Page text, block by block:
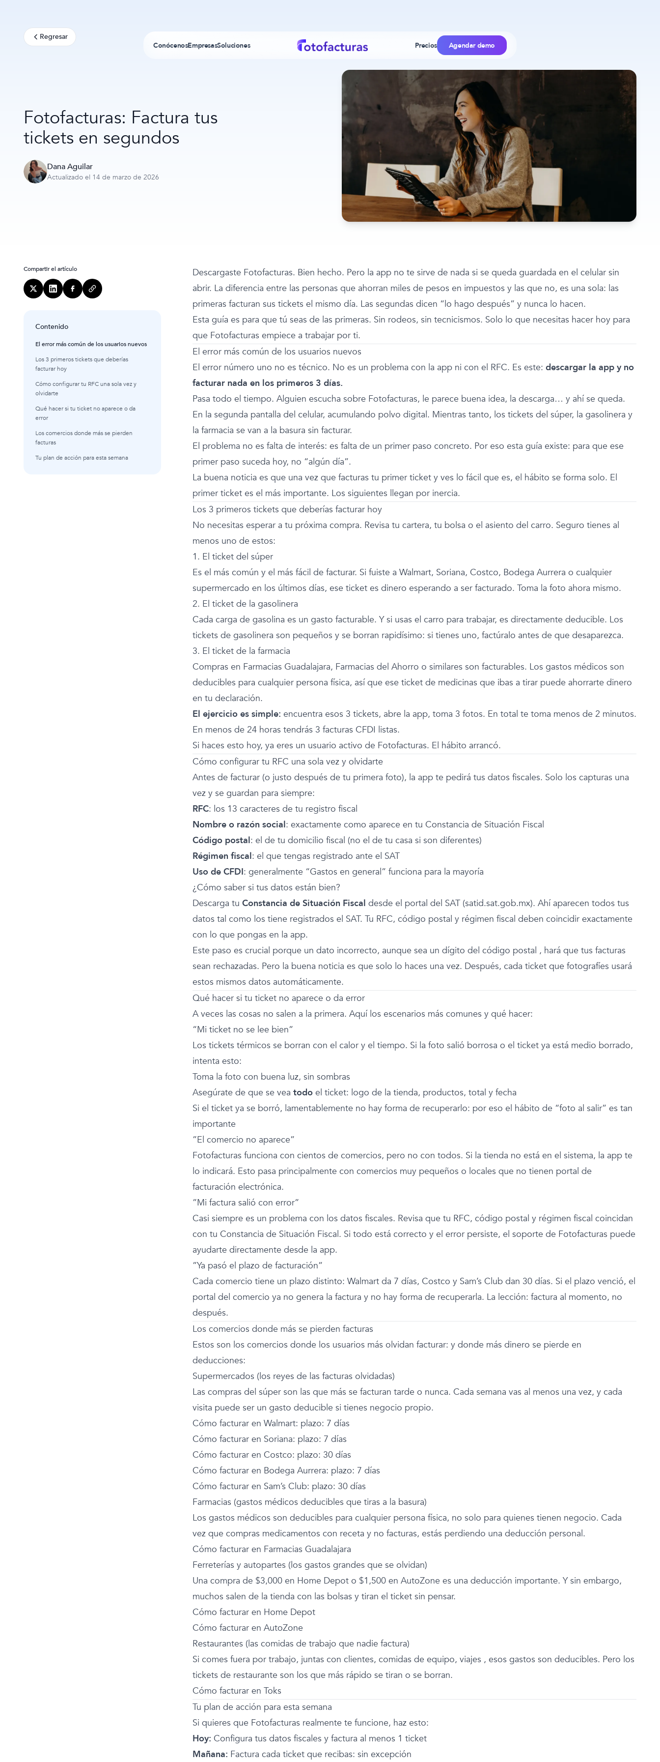
ConócenosEmpresasSoluciones Precios Agendar demo
Regresar
Fotofacturas: Factura tus
tickets en segundos
Dana Aguilar
Actualizado el 14 de marzo de 2026
Compartir el artículo
Contenido
El error más común de los usuarios nuevos
Los 3 primeros tickets que deberías
facturar hoy
Cómo configurar tu RFC una sola vez y
olvidarte
Qué hacer si tu ticket no aparece o da
error
Los comercios donde más se pierden
facturas
Tu plan de acción para esta semana
Descargaste Fotofacturas. Bien hecho. Pero la app no te sirve de nada si se queda guardada en el celular sin
abrir. La diferencia entre las personas que ahorran miles de pesos en impuestos y las que no, es una sola: las
primeras facturan sus tickets el mismo día. Las segundas dicen “lo hago después” y nunca lo hacen.
Esta guía es para que tú seas de las primeras. Sin rodeos, sin tecnicismos. Solo lo que necesitas hacer hoy para
que Fotofacturas empiece a trabajar por ti.
El error más común de los usuarios nuevos
El error número uno no es técnico. No es un problema con la app ni con el RFC. Es este: descargar la app y no
facturar nada en los primeros 3 días.
Pasa todo el tiempo. Alguien escucha sobre Fotofacturas, le parece buena idea, la descarga… y ahí se queda.
En la segunda pantalla del celular, acumulando polvo digital. Mientras tanto, los tickets del súper, la gasolinera y
la farmacia se van a la basura sin facturar.
El problema no es falta de interés: es falta de un primer paso concreto. Por eso esta guía existe: para que ese
primer paso suceda hoy, no “algún día”.
La buena noticia es que una vez que facturas tu primer ticket y ves lo fácil que es, el hábito se forma solo. El
primer ticket es el más importante. Los siguientes llegan por inercia.
Los 3 primeros tickets que deberías facturar hoy
No necesitas esperar a tu próxima compra. Revisa tu cartera, tu bolsa o el asiento del carro. Seguro tienes al
menos uno de estos:
1. El ticket del súper
Es el más común y el más fácil de facturar. Si fuiste a Walmart, Soriana, Costco, Bodega Aurrera o cualquier
supermercado en los últimos días, ese ticket es dinero esperando a ser facturado. Toma la foto ahora mismo.
2. El ticket de la gasolinera
Cada carga de gasolina es un gasto facturable. Y si usas el carro para trabajar, es directamente deducible. Los
tickets de gasolinera son pequeños y se borran rapidísimo: si tienes uno, factúralo antes de que desaparezca.
3. El ticket de la farmacia
Compras en Farmacias Guadalajara, Farmacias del Ahorro o similares son facturables. Los gastos médicos son
deducibles para cualquier persona física, así que ese ticket de medicinas que ibas a tirar puede ahorrarte dinero
en tu declaración.
El ejercicio es simple: encuentra esos 3 tickets, abre la app, toma 3 fotos. En total te toma menos de 2 minutos.
En menos de 24 horas tendrás 3 facturas CFDI listas.
Si haces esto hoy, ya eres un usuario activo de Fotofacturas. El hábito arrancó.
Cómo configurar tu RFC una sola vez y olvidarte
Antes de facturar (o justo después de tu primera foto), la app te pedirá tus datos fiscales. Solo los capturas una
vez y se guardan para siempre:
RFC: los 13 caracteres de tu registro fiscal
Nombre o razón social: exactamente como aparece en tu Constancia de Situación Fiscal
Código postal: el de tu domicilio fiscal (no el de tu casa si son diferentes)
Régimen fiscal: el que tengas registrado ante el SAT
Uso de CFDI: generalmente “Gastos en general” funciona para la mayoría
¿Cómo saber si tus datos están bien?
Descarga tu Constancia de Situación Fiscal desde el portal del SAT (satid.sat.gob.mx). Ahí aparecen todos tus
datos tal como los tiene registrados el SAT. Tu RFC, código postal y régimen fiscal deben coincidir exactamente
con lo que pongas en la app.
Este paso es crucial porque un dato incorrecto, aunque sea un dígito del código postal , hará que tus facturas
sean rechazadas. Pero la buena noticia es que solo lo haces una vez. Después, cada ticket que fotografíes usará
estos mismos datos automáticamente.
Qué hacer si tu ticket no aparece o da error
A veces las cosas no salen a la primera. Aquí los escenarios más comunes y qué hacer:
“Mi ticket no se lee bien”
Los tickets térmicos se borran con el calor y el tiempo. Si la foto salió borrosa o el ticket ya está medio borrado,
intenta esto:
Toma la foto con buena luz, sin sombras
Asegúrate de que se vea todo el ticket: logo de la tienda, productos, total y fecha
Si el ticket ya se borró, lamentablemente no hay forma de recuperarlo: por eso el hábito de “foto al salir” es tan
importante
”El comercio no aparece”
Fotofacturas funciona con cientos de comercios, pero no con todos. Si la tienda no está en el sistema, la app te
lo indicará. Esto pasa principalmente con comercios muy pequeños o locales que no tienen portal de
facturación electrónica.
”Mi factura salió con error”
Casi siempre es un problema con los datos fiscales. Revisa que tu RFC, código postal y régimen fiscal coincidan
con tu Constancia de Situación Fiscal. Si todo está correcto y el error persiste, el soporte de Fotofacturas puede
ayudarte directamente desde la app.
”Ya pasó el plazo de facturación”
Cada comercio tiene un plazo distinto: Walmart da 7 días, Costco y Sam’s Club dan 30 días. Si el plazo venció, el
portal del comercio ya no genera la factura y no hay forma de recuperarla. La lección: factura al momento, no
después.
Los comercios donde más se pierden facturas
Estos son los comercios donde los usuarios más olvidan facturar: y donde más dinero se pierde en
deducciones:
Supermercados (los reyes de las facturas olvidadas)
Las compras del súper son las que más se facturan tarde o nunca. Cada semana vas al menos una vez, y cada
visita puede ser un gasto deducible si tienes negocio propio.
Cómo facturar en Walmart: plazo: 7 días
Cómo facturar en Soriana: plazo: 7 días
Cómo facturar en Costco: plazo: 30 días
Cómo facturar en Bodega Aurrera: plazo: 7 días
Cómo facturar en Sam’s Club: plazo: 30 días
Farmacias (gastos médicos deducibles que tiras a la basura)
Los gastos médicos son deducibles para cualquier persona física, no solo para quienes tienen negocio. Cada
vez que compras medicamentos con receta y no facturas, estás perdiendo una deducción personal.
Cómo facturar en Farmacias Guadalajara
Ferreterías y autopartes (los gastos grandes que se olvidan)
Una compra de $3,000 en Home Depot o $1,500 en AutoZone es una deducción importante. Y sin embargo,
muchos salen de la tienda con las bolsas y tiran el ticket sin pensar.
Cómo facturar en Home Depot
Cómo facturar en AutoZone
Restaurantes (las comidas de trabajo que nadie factura)
Si comes fuera por trabajo, juntas con clientes, comidas de equipo, viajes , esos gastos son deducibles. Pero los
tickets de restaurante son los que más rápido se tiran o se borran.
Cómo facturar en Toks
Tu plan de acción para esta semana
Si quieres que Fotofacturas realmente te funcione, haz esto:
Hoy: Configura tus datos fiscales y factura al menos 1 ticket
Mañana: Factura cada ticket que recibas: sin excepción